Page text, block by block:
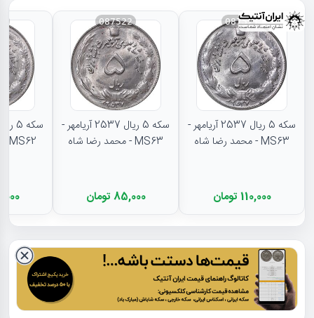
087521
سکه 5 ریال 2537 آریامهر -
MS63 - محمد رضا شاه
110,000 تومان
087522
سکه 5 ریال 2537 آریامهر -
MS63 - محمد رضا شاه
85,000 تومان
MS62 - محمد رضا شاه